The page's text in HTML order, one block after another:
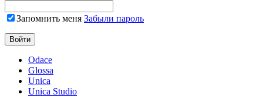
Запомнить меня Забыли пароль
Odace
Glossa
Unica
Unica Studio